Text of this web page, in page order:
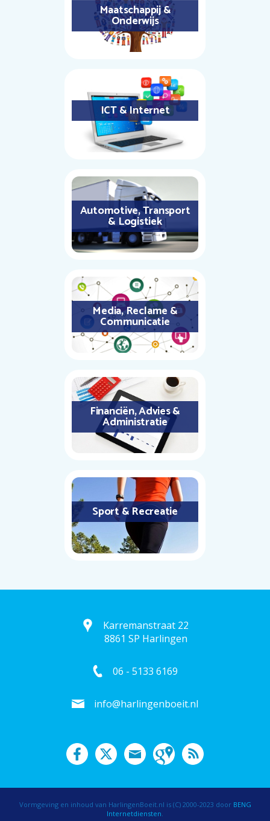
Maatschappij &
Onderwijs
ICT & Internet
Automotive, Transport
& Logistiek
Media, Reclame &
Communicatie
Financiën, Advies &
Administratie
Sport & Recreatie
Karremanstraat 22
8861 SP Harlingen
06 - 5133 6169
info@harlingenboeit.nl
Vormgeving en inhoud van HarlingenBoeit.nl is (C) 2000-2023 door BENG
Internetdiensten